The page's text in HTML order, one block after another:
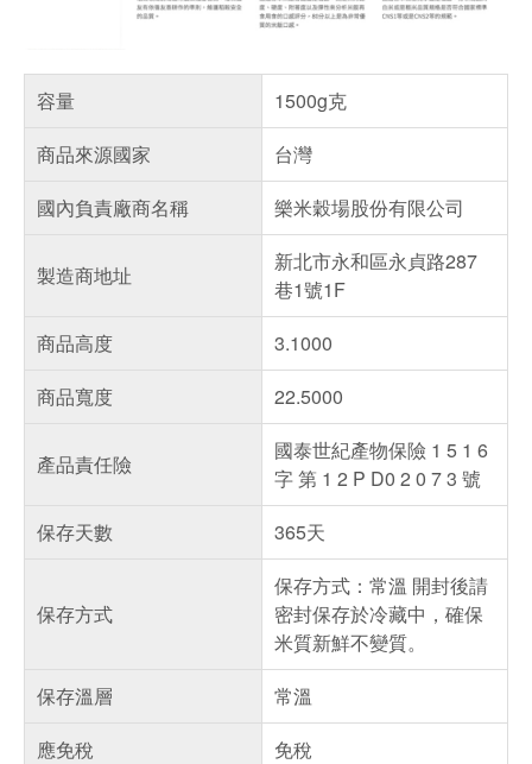
容量
1500g克
商品來源國家
台灣
國內負責廠商名稱
樂米穀場股份有限公司
製造商地址
新北市永和區永貞路287
巷1號1F
商品高度
3.1000
商品寬度
22.5000
產品責任險
國泰世紀產物保險 1 5 1 6
字 第 1 2 P D0 2 0 7 3 號
保存天數
365天
保存方式
保存方式：常溫 開封後請
密封保存於冷藏中，確保
米質新鮮不變質。
保存溫層
常溫
應免稅
免稅